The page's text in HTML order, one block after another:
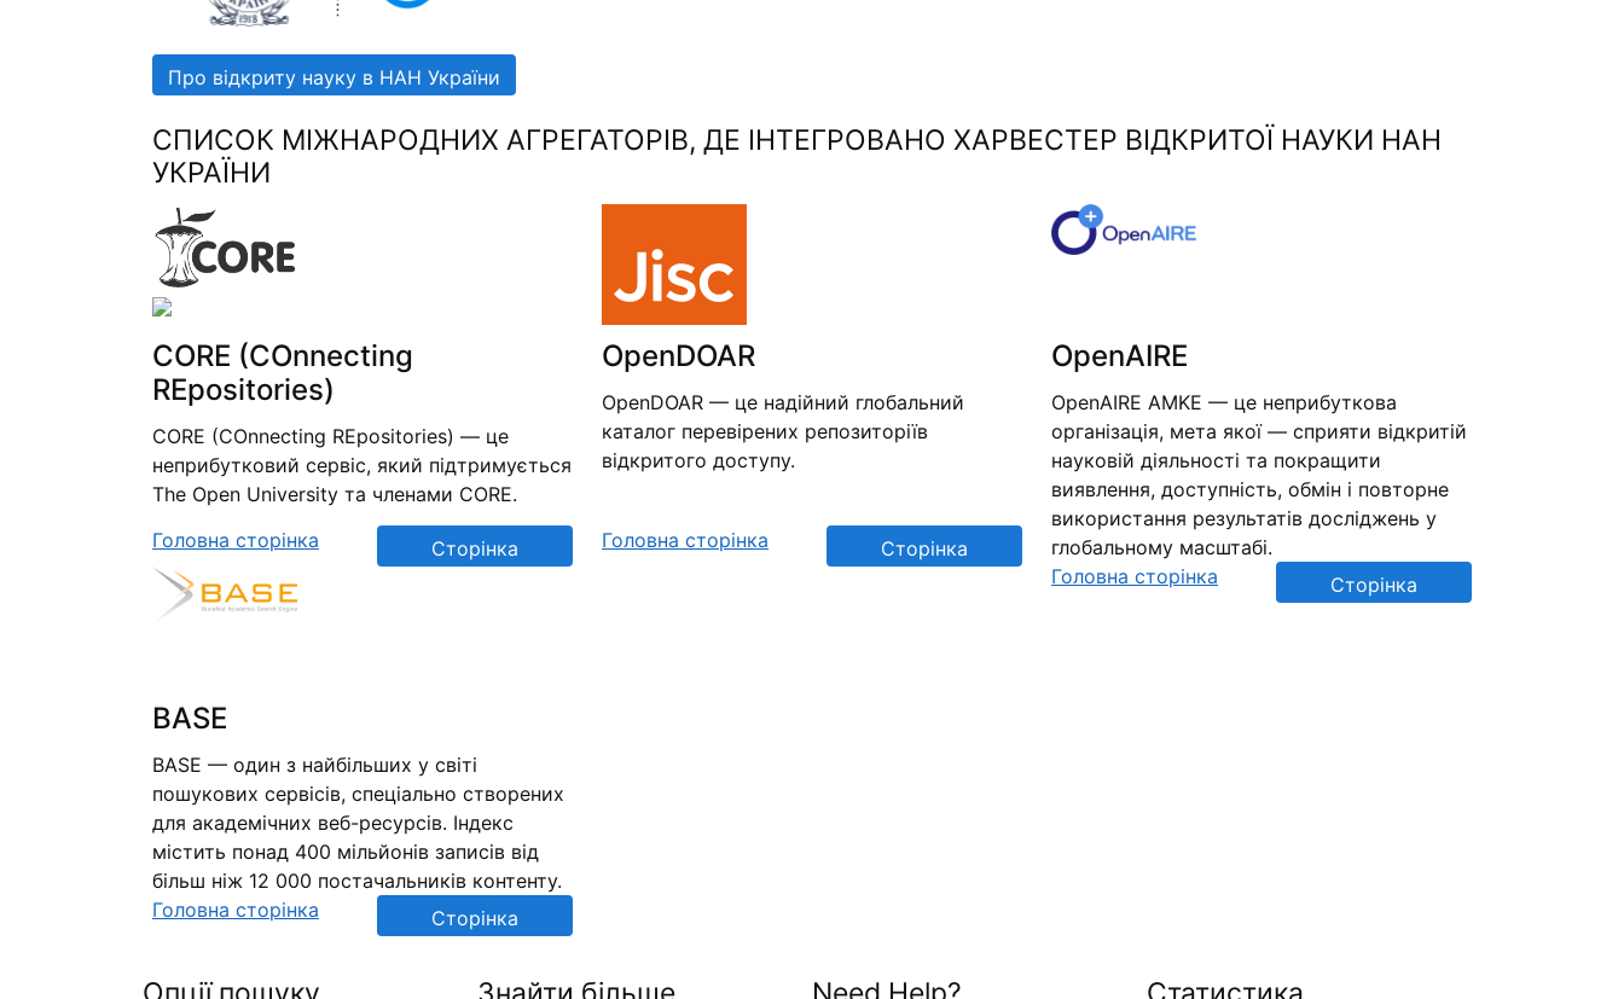
Про відкриту науку в НАН України
СПИСОК МІЖНАРОДНИХ АГРЕГАТОРІВ, ДЕ ІНТЕГРОВАНО ХАРВЕСТЕР ВІДКРИТОЇ НАУКИ НАН
УКРАЇНИ
CORE (COnnecting
REpositories)
CORE (COnnecting REpositories) — це
неприбутковий сервіс, який підтримується
The Open University та членами CORE.
Головна сторінка
Сторінка
OpenDOAR
OpenDOAR — це надійний глобальний
каталог перевірених репозиторіїв
відкритого доступу.
Головна сторінка
Сторінка
OpenAIRE
OpenAIRE AMKE — це неприбуткова
організація, мета якої — сприяти відкритій
науковій діяльності та покращити
виявлення, доступність, обмін і повторне
використання результатів досліджень у
глобальному масштабі.
Головна сторінка
Сторінка
BASE
BASE — один з найбільших у світі
пошукових сервісів, спеціально створених
для академічних веб-ресурсів. Індекс
містить понад 400 мільйонів записів від
більш ніж 12 000 постачальників контенту.
Головна сторінка
Сторінка